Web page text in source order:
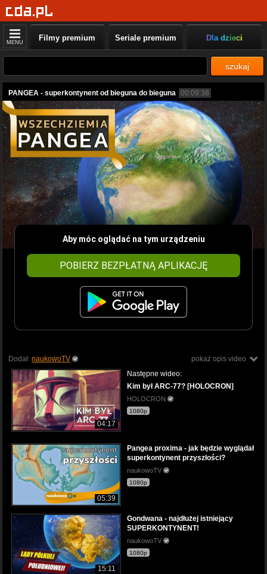
MENU Filmy premium Seriale premium Dla dzieci
szukaj
PANGEA - superkontynent od bieguna do bieguna 00:09:38
Aby móc oglądać na tym urządzeniu
POBIERZ BEZPŁATNĄ APLIKACJĘ
pokaż opis video
Dodał: naukowoTV
04:17
Następne wideo:
Kim był ARC-77? [HOLOCRON]
HOLOCRON
1080p
05:39
Pangea proxima - jak będzie wyglądał
superkontynent przyszłości?
naukowoTV
1080p
15:11
Gondwana - najdłużej istniejący
SUPERKONTYNENT!
naukowoTV
1080p